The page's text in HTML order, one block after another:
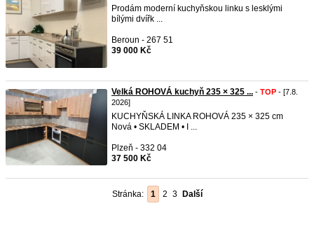
Prodám moderní kuchyňskou linku s lesklými
bílými dvířk ...
Beroun - 267 51
39 000 Kč
Velká ROHOVÁ kuchyň 235 × 325 ... - TOP - [7.8.
2026]
KUCHYŇSKÁ LINKA ROHOVÁ 235 × 325 cm
Nová • SKLADEM • I ...
Plzeň - 332 04
37 500 Kč
Stránka: 1 2 3 Další